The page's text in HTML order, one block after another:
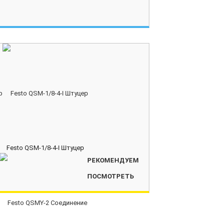
Festo QSM-1/8-4-I Штуцер
РЕКОМЕНДУЕМ
ПОСМОТРЕТЬ